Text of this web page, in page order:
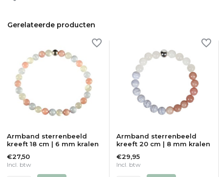
Gerelateerde producten
Armband sterrenbeeld
kreeft 18 cm | 6 mm kralen
€27,50
Incl. btw
Armband sterrenbeeld
kreeft 20 cm | 8 mm kralen
€29,95
Incl. btw